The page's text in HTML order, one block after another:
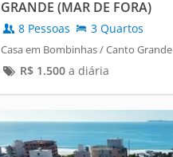
GRANDE (MAR DE FORA)
8 Pessoas 3 Quartos
Casa em Bombinhas / Canto Grande
R$ 1.500a diária